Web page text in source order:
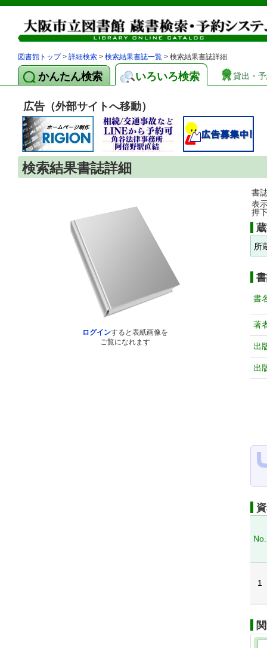
図書館トップ> 詳細検索 > 検索結果書誌一覧 > 検索結果書誌詳細
かんたん検索 いろいろ検索 貸出・
広告（外部サイトへ移動）
検索結果書誌詳細
ログインすると表紙画像を
ご覧になれます
書
表
押
所
書
著
出
出
No.
1